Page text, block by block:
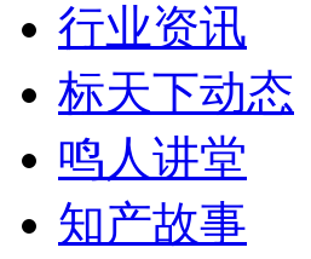
行业资讯
标天下动态
鸣人讲堂
知产故事